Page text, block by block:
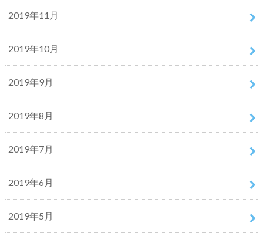
2019年11月
2019年10月
2019年9月
2019年8月
2019年7月
2019年6月
2019年5月